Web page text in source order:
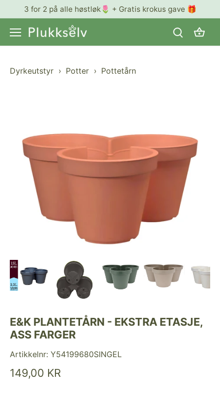
til
innhold
3 for 2 på alle høstløk🌷 + Gratis krokus gave 🎁
Dyrkeutstyr › Potter › Pottetårn
E&K PLANTETÅRN - EKSTRA ETASJE,
ASS FARGER
Artikkelnr: Y54199680SINGEL
149,00 KR